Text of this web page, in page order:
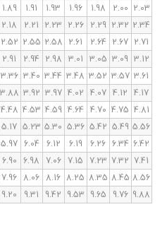
2.03
2.00
1.98
1.96
1.93
1.91
1.89
2.34
2.32
2.29
2.26
2.23
2.21
2.18
2.71
2.67
2.64
2.61
2.58
2.55
2.52
3.12
3.09
3.05
3.01
2.98
2.94
2.91
3.61
3.57
3.52
3.48
3.44
3.40
3.36
4.17
4.12
4.07
4.02
3.97
3.92
3.88
4.81
4.75
4.70
4.64
4.59
4.53
4.48
5.56
5.49
5.42
5.36
5.30
5.23
5.17
6.42
6.34
6.26
6.19
6.12
6.04
5.97
7.41
7.32
7.23
7.15
7.06
6.98
6.90
8.56
8.45
8.35
8.25
8.16
8.06
7.96
9.88
9.76
9.65
9.53
9.42
9.31
9.20